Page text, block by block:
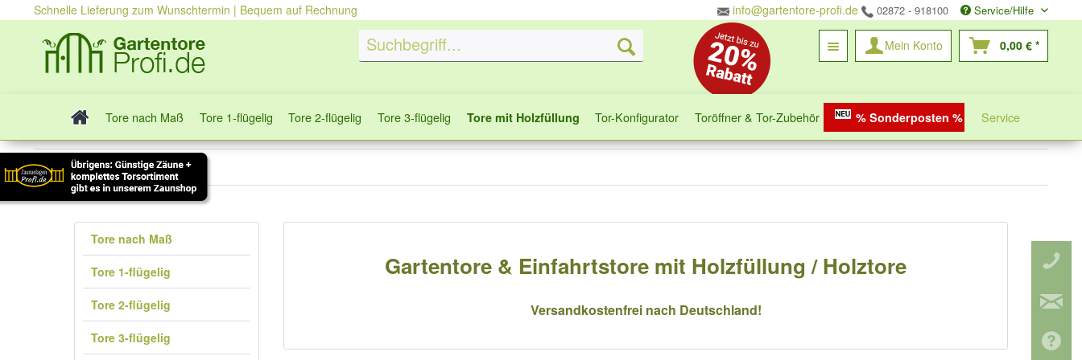
Schnelle Lieferung zum Wunschtermin | Bequem auf Rechnung info@gartentore-profi.de 02872 - 918100 Service/Hilfe
Mein Konto 0,00 € *
Tore nach Maß Tore 1-flügelig Tore 2-flügelig Tore 3-flügelig Tore mit Holzfüllung Tor-Konfigurator Toröffner & Tor-Zubehör % Sonderposten % Service
Tore mit Holzfüllung
Tore nach Maß
Tore 1-flügelig
Tore 2-flügelig
Tore 3-flügelig
Gartentore & Einfahrtstore mit Holzfüllung / Holztore
Versandkostenfrei nach Deutschland!